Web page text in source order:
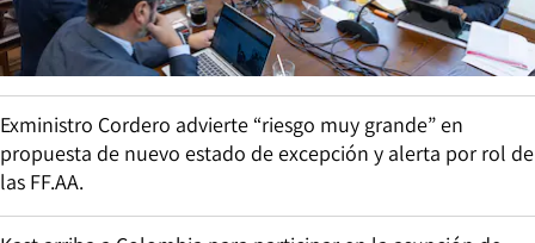
Exministro Cordero advierte “riesgo muy grande” en
propuesta de nuevo estado de excepción y alerta por rol de
las FF.AA.